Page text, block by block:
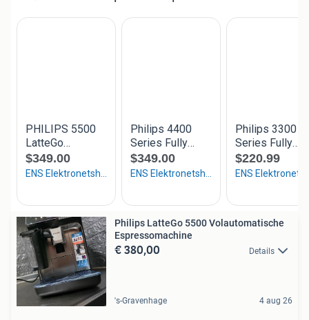
Philips LatteGo 5500 Volautomatische
Espressomachine
€ 380,00 Details
's-Gravenhage 4 aug 26